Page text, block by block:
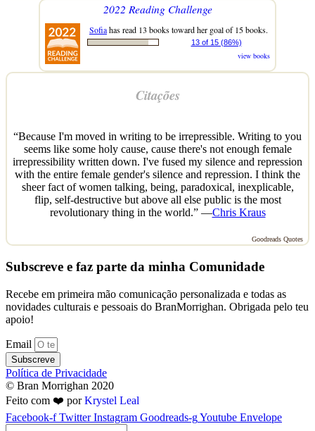
2022 Reading Challenge
Sofiahas read 13 books toward her goal of 15 books.
13 of 15 (86%)
view books
Citações
“Because I'm moved in writing to be irrepressible. Writing to you
seems like some holy cause, cause there's not enough female
irrepressibility written down. I've fused my silence and repression
with the entire female gender's silence and repression. I think the
sheer fact of women talking, being, paradoxical, inexplicable,
flip, self-destructive but above all else public is the most
revolutionary thing in the world.” —Chris Kraus
Goodreads Quotes
Subscreve e faz parte da minha Comunidade
Recebe em primeira mão comunicação personalizada e todas as
novidades culturais e pessoais do BranMorrighan. Obrigada pelo teu
apoio!
Email
Subscreve
Política de Privacidade
© Bran Morrighan 2020
Feito com ❤️ porKrystel Leal
Facebook-f Twitter Instagram Goodreads-gYoutube Envelope